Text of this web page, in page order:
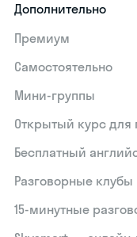
Дополнительно
Премиум
Самостоятельно
Мини-группы
Открытый курс для
Бесплатный
Разговорные клубы
15‑минутные